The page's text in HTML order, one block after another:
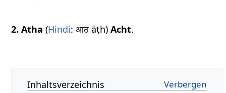
2. Atha (Hindi: आठ āṭh)Acht.
Inhaltsverzeichnis